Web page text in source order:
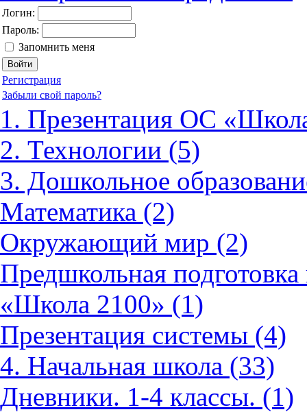
Логин:
Пароль:
Запомнить меня
Регистрация
Забыли свой пароль?
1. Презентация ОС
2. Технологии (5)
3. Дошкольное
Математика (2)
Окружающий мир (2)
Предшкольная
«Школа 2100» (1)
Презентация системы (4)
4. Начальная школа (33)
Дневники. 1-4 классы. (1)